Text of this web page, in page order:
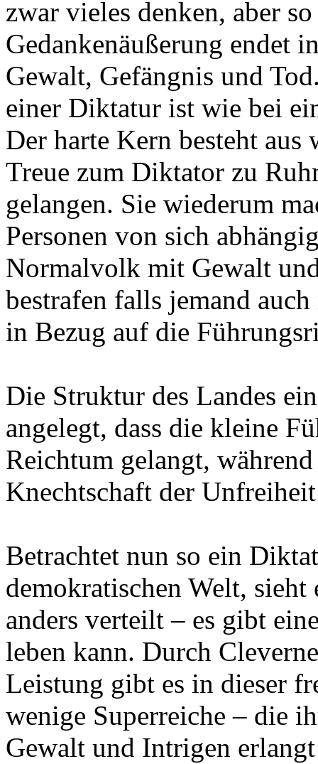
zwar vieles denken, aber
Gedankenäußerung endet
Gewalt, Gefängnis und
einer Diktatur ist wie bei
Der harte Kern besteht aus
Treue zum Diktator zu
gelangen. Sie wiederum
Personen von sich
Normalvolk mit Gewalt
bestrafen falls jemand
in Bezug auf die
Die Struktur des Landes
angelegt, dass die kleine
Reichtum gelangt,
Knechtschaft der
Betrachtet nun so ein
demokratischen Welt,
anders verteilt – es gibt
leben kann. Durch
Leistung gibt es in dieser
wenige Superreiche – die
Gewalt und Intrigen